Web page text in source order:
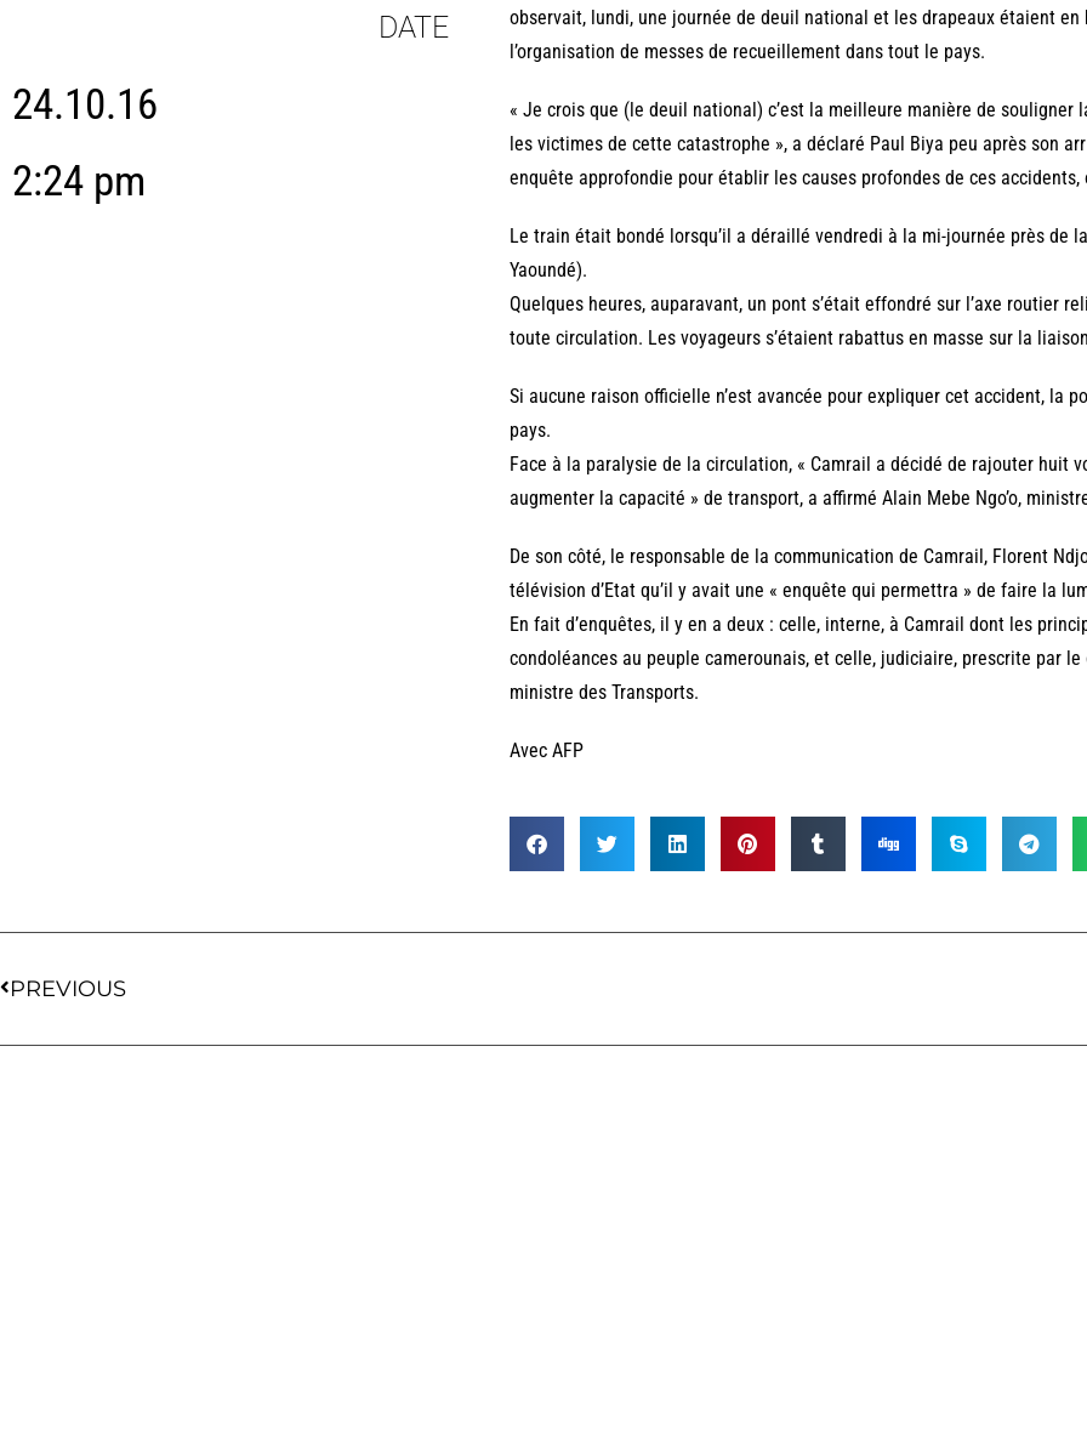
DATE
24.10.16
2:24 pm
observait, lundi, une journée de deuil national et les drapeaux étaient
l’organisation de messes de recueillement dans tout le pays.
« Je crois que (le deuil national) c’est la meilleure manière de
les victimes de cette catastrophe », a déclaré Paul Biya peu après son
enquête approfondie pour établir les causes profondes de ces accidents,
Le train était bondé lorsqu’il a déraillé vendredi à la mi-journée près de
Yaoundé).
Quelques heures, auparavant, un pont s’était effondré sur l’axe routier
toute circulation. Les voyageurs s’étaient rabattus en masse sur la
Si aucune raison officielle n’est avancée pour expliquer cet accident, la
pays.
Face à la paralysie de la circulation, « Camrail a décidé de rajouter huit
augmenter la capacité » de transport, a affirmé Alain Mebe Ngo’o,
De son côté, le responsable de la communication de Camrail, Florent
télévision d’Etat qu’il y avait une « enquête qui permettra » de faire la
En fait d’enquêtes, il y en a deux : celle, interne, à Camrail dont les
condoléances au peuple camerounais, et celle, judiciaire, prescrite par
ministre des Transports.
Avec AFP
PREVIOUS